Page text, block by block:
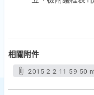
相關附件
2015-2-2-11-59-50-